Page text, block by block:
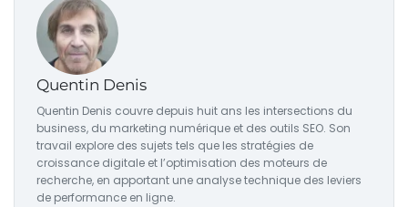
Quentin Denis
Quentin Denis couvre depuis huit ans les intersections du
business, du marketing numérique et des outils SEO. Son
travail explore des sujets tels que les stratégies de
croissance digitale et l’optimisation des moteurs de
recherche, en apportant une analyse technique des leviers
de performance en ligne.